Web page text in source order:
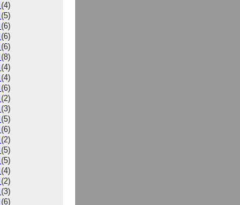
(4)
(5)
(6)
(6)
(6)
(8)
(4)
(4)
(6)
(2)
(3)
(5)
(6)
(2)
(5)
(5)
(4)
(2)
(3)
(6)